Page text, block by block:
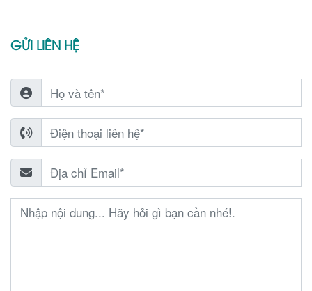
GỬI LIÊN HỆ